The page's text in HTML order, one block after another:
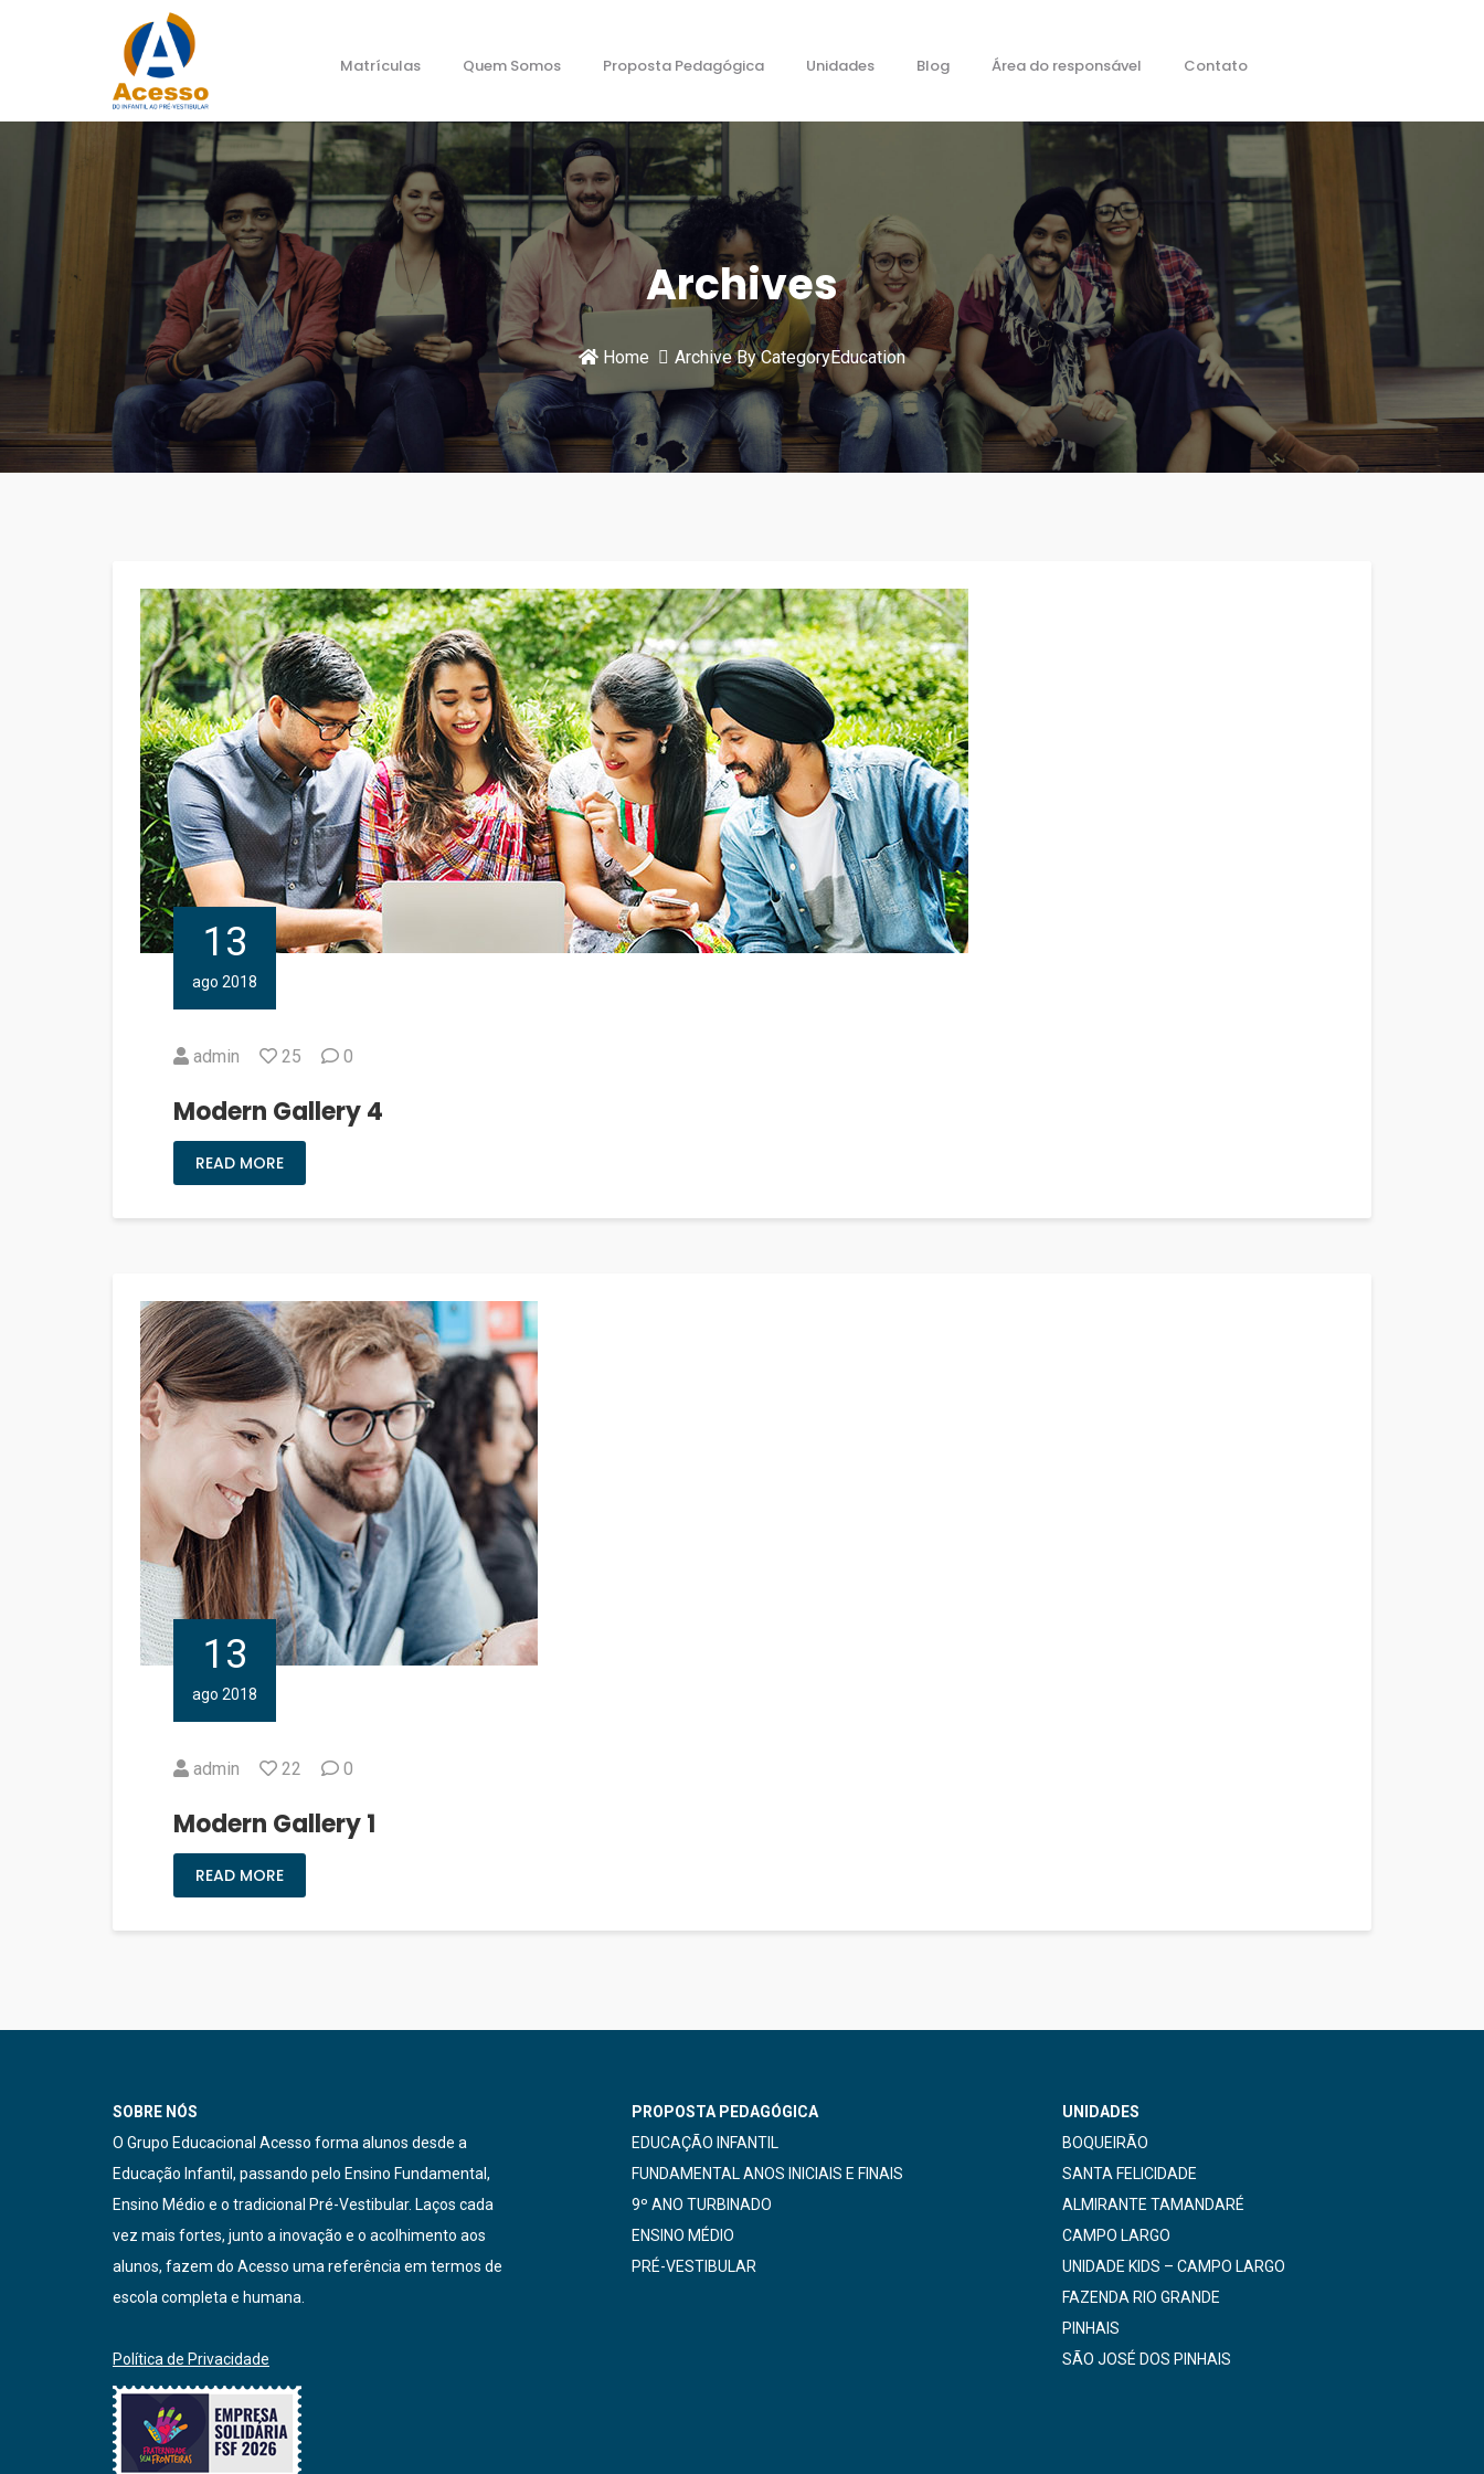
Matrículas Quem Somos Proposta Pedagógica Unidades Blog Área do responsável Contato
Archives
Home Archive By CategoryEducation
13
ago 2018
admin 25 0
Modern Gallery 4
READ MORE
13
ago 2018
admin 22 0
Modern Gallery 1
READ MORE
SOBRE NÓS
O Grupo Educacional Acesso forma alunos desde a
Educação Infantil, passando pelo Ensino Fundamental,
Ensino Médio e o tradicional Pré-Vestibular. Laços cada
vez mais fortes, junto a inovação e o acolhimento aos
alunos, fazem do Acesso uma referência em termos de
escola completa e humana.
Política de Privacidade
PROPOSTA PEDAGÓGICA
EDUCAÇÃO INFANTIL
FUNDAMENTAL ANOS INICIAIS E FINAIS
9º ANO TURBINADO
ENSINO MÉDIO
PRÉ-VESTIBULAR
UNIDADES
BOQUEIRÃO
SANTA FELICIDADE
ALMIRANTE TAMANDARÉ
CAMPO LARGO
UNIDADE KIDS – CAMPO LARGO
FAZENDA RIO GRANDE
PINHAIS
SÃO JOSÉ DOS PINHAIS